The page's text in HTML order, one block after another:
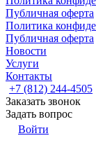
Публичная оферта
Политика
Публичная оферта
Новости
Услуги
Контакты
+7 (812) 244-4505
Заказать звонок
Задать вопрос
Войти